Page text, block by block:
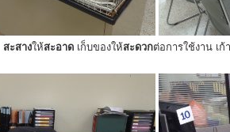
สะสางให้สะอาดเก็บของให้สะดวกต่อการใช้งาน เก้